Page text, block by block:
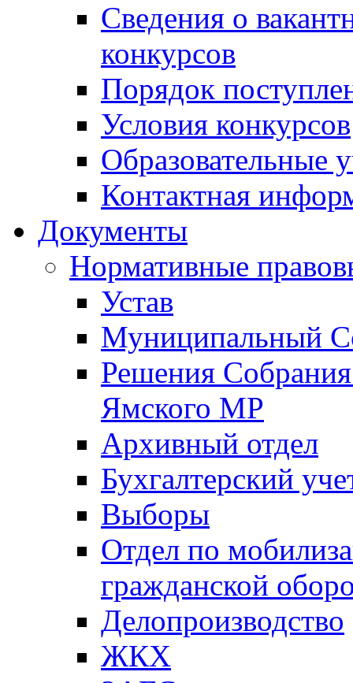
Сведения о
конкурсов
Порядок
Условия конкурсов
Образовательные
Контактная
Документы
Нормативные
Устав
Муниципальный
Решения
Ямского МР
Архивный отдел
Бухгалтерский
Выборы
Отдел по
гражданской
Делопроизводство
ЖКХ